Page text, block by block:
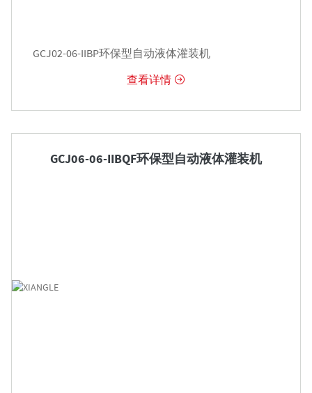
GCJ02-06-IIBP环保型自动液体灌装机
查看详情 
GCJ06-06-IIBQF环保型自动液体灌装机